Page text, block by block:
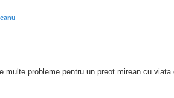
multe probleme pentru un preot mirean cu